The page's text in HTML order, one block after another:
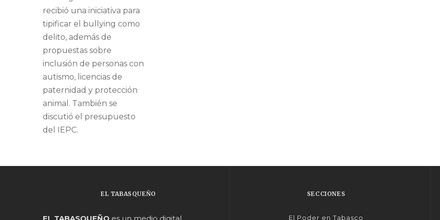
recibió una iniciativa para
tipificar el bullying como
delito, además de
propuestas sobre
inclusión de personas con
autismo, licencias de
paternidad y protección
animal. También se
discutió el presupuesto
del IEPC.
EL TABASQUEÑO SECCIONES
El Poder en Tabasco